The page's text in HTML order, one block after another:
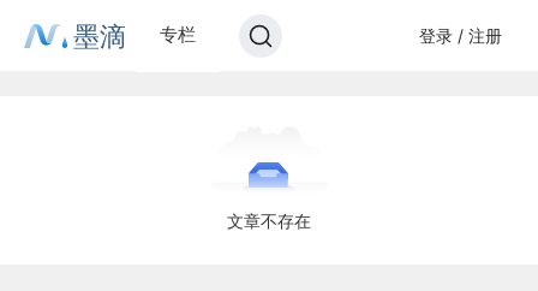
墨滴 专栏 登录 / 注册
文章不存在